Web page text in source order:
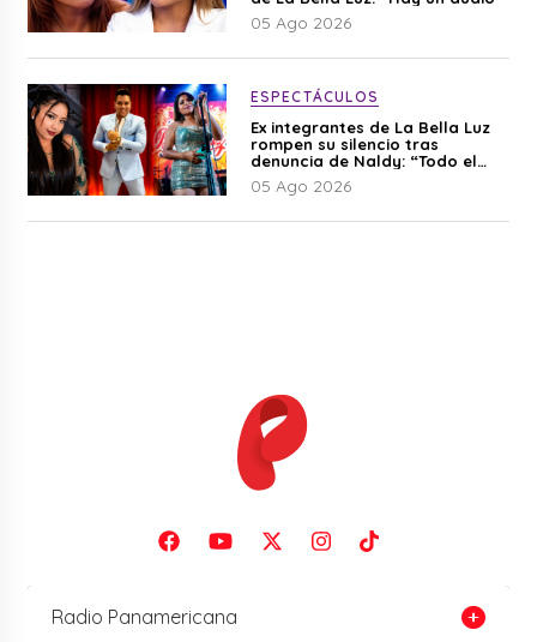
05 Ago 2026
ESPECTÁCULOS
Ex integrantes de La Bella Luz
rompen su silencio tras
denuncia de Naldy: “Todo el
mundo lo sabía”
05 Ago 2026
Radio Panamericana